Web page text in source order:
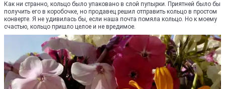
Как ни странно, кольцо было упаковано в слой пупырки. Приятней было бы
получить его в коробочке, но продавец решил отправить кольцо в простом
конверте. Я не удивилась бы, если наша почта помяла кольцо. Но к моему
счастью, кольцо пришло целое и не вредимое.